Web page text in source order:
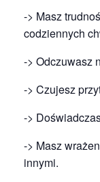
-> Masz
codziennych
-> Odczuwasz
-> Czujesz
->
-> Masz
innymi.